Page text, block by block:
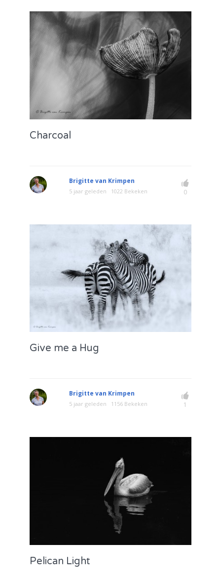
Charcoal
Brigitte van Krimpen
5 jaar geleden 1022 Bekeken 0
Give me a Hug
Brigitte van Krimpen
5 jaar geleden 1156 Bekeken 1
Pelican Light